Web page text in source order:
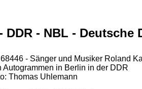
- NBL - Deutsche
68446 - Sänger und Musiker Roland
Autogrammen in Berlin in der DDR
Thomas Uhlemann